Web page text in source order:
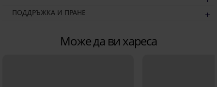
ПОДДРЪЖКА И ПРАНЕ
Може да ви хареса